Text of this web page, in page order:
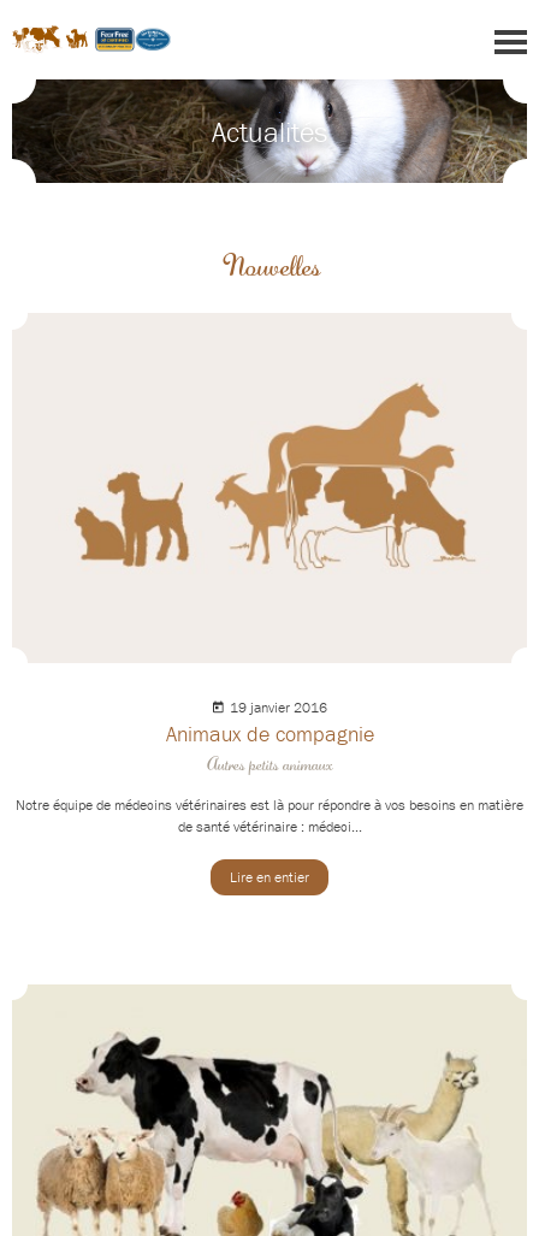
Actualités
Nouvelles
19 janvier 2016
Animaux de compagnie
Autres petits animaux
Notre équipe de médecins vétérinaires est là pour répondre à vos besoins en matière
de santé vétérinaire : médeci...
Lire en entier